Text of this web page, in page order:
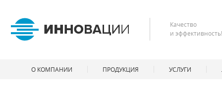
Качество
и эффективность!
О КОМПАНИИ ПРОДУКЦИЯ УСЛУГИ